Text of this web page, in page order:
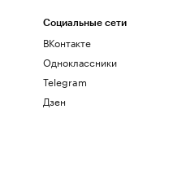
Социальные сети
ВКонтакте
Одноклассники
Telegram
Дзен